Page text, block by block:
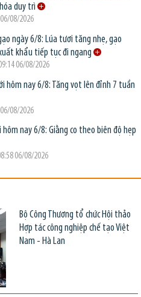
duy trì
08/2026
ngày 6/8: Lúa tươi tăng nhẹ, gạo
khẩu tiếp tục đi ngang
06/08/2026
hôm nay 6/8: Tăng vọt lên đỉnh 7 tuần
08/2026
nay 6/8: Giằng co theo biên độ hẹp
06/08/2026
Bộ Công Thương tổ chức Hội thảo
Hợp tác công nghiệp chế tạo Việt
Nam - Hà Lan